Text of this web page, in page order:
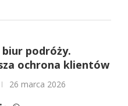
biur podróży.
ochrona klientów
26 marca 2026